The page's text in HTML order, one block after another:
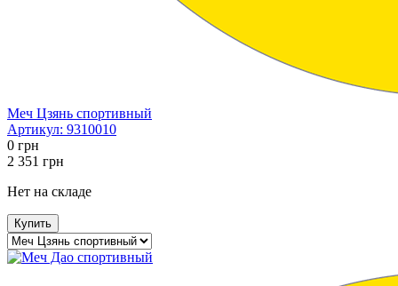
Меч Цзянь спортивный
Артикул: 9310010
0 грн
2 351 грн
Нет на складе
Купить